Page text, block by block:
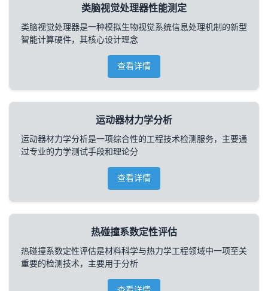
类脑视觉处理器性能测定
类脑视觉处理器是一种模拟生物视觉系统信息处理机制的新型
智能计算硬件，其核心设计理念
查看详情
运动器材力学分析
运动器材力学分析是一项综合性的工程技术检测服务，主要通
过专业的力学测试手段和理论分
查看详情
热碰撞系数定性评估
热碰撞系数定性评估是材料科学与热力学工程领域中一项至关
重要的检测技术，主要用于分析